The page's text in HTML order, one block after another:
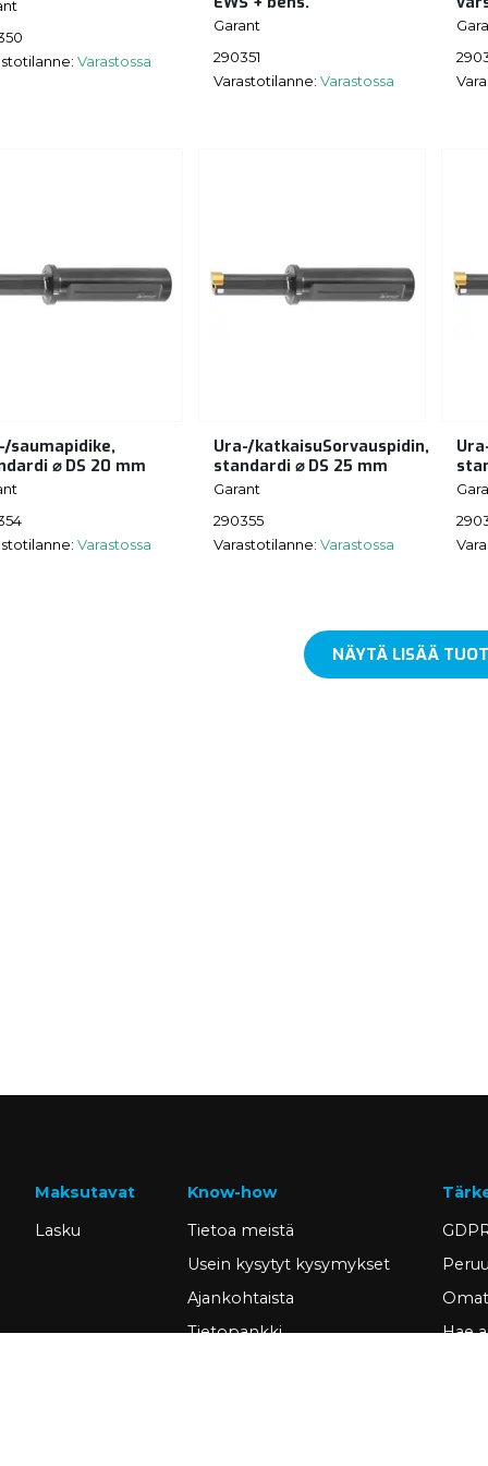
Varastossa
Garant
290351
Varastotilanne: Varastossa
saumapidike,
⌀ DS 20 mm
Varastossa
Ura-/katkaisuSorvauspidin,
standardi ⌀ DS 25 mm
Garant
290355
Varastotilanne: Varastossa
NÄYTÄ LISÄÄ
Maksutavat
Lasku
Know-how
Tietoa meistä
Usein kysytyt kysymykset
Ajankohtaista
Tietopankki
Hae